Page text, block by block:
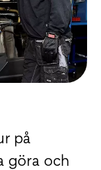
på
göra och